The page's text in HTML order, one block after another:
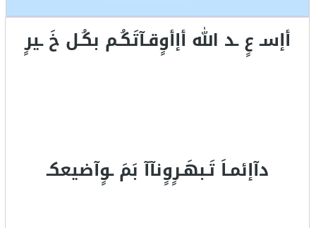
أإسـ عٍ ـد الله أإأوٍقـآتَكُـم بكُـل خَ ـيرٍ
دآإئمـاَ تَـبهَـرٍوٍنآآ بَمَ ـوٍآضيعكـ